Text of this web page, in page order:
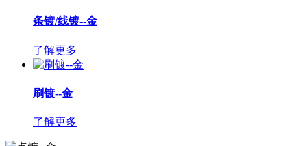
条镀/线镀--金
了解更多
刷镀--金
了解更多